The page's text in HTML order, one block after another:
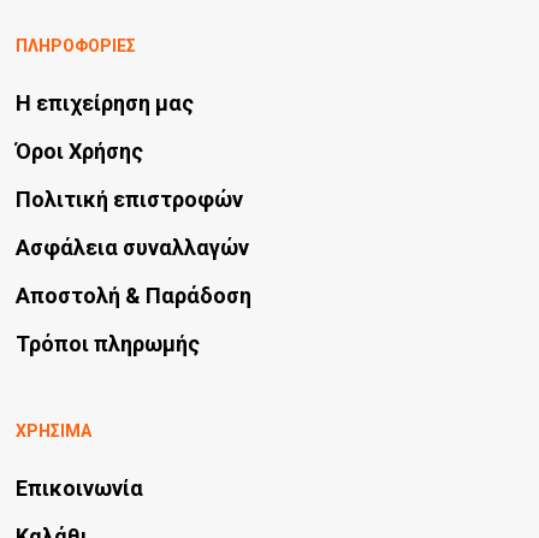
ΠΛΗΡΟΦΟΡΙΕΣ
Η επιχείρηση μας
Όροι Χρήσης
Πολιτική επιστροφών
Ασφάλεια συναλλαγών
Αποστολή & Παράδοση
Τρόποι πληρωμής
ΧΡΗΣΙΜΑ
Επικοινωνία